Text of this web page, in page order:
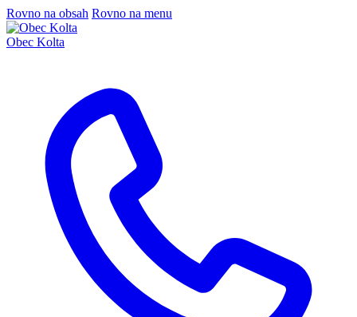
Rovno na obsah Rovno na menu
Obec Kolta